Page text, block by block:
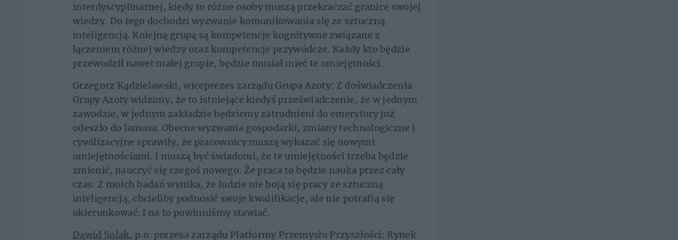
interdyscyplinarnej, kiedy to różne osoby muszą przekraczać granice swojej
wiedzy. Do tego dochodzi wyzwanie komunikowania się ze sztuczną
inteligencją. Kolejną grupą są kompetencje kognitywne związane z
łączeniem różnej wiedzy oraz kompetencje przywódcze. Każdy kto będzie
przewodził nawet małej grupie, będzie musiał mieć te umiejętności.
Grzegorz Kądzielawski, wiceprezes zarządu Grupa Azoty: Z doświadczenia
Grupy Azoty widzimy, że to istniejące kiedyś przeświadczenie, że w jednym
zawodzie, w jednym zakładzie będziemy zatrudnieni do emerytury już
odeszło do lamusa. Obecne wyzwania gospodarki, zmiany technologiczne i
cywilizacyjne sprawiły, że pracownicy muszą wykazać się nowymi
umiejętnościami. I muszą być świadomi, że te umiejętności trzeba będzie
zmienić, nauczyć się czegoś nowego. Że praca to będzie nauka przez cały
czas. Z moich badań wynika, że ludzie nie boją się pracy ze sztuczną
inteligencją, chcieliby podnosić swoje kwalifikacje, ale nie potrafią się
ukierunkować. I na to powinniśmy stawiać.
Dawid Solak, p.o. prezesa zarządu Platformy Przemysłu Przyszłości: Rynek